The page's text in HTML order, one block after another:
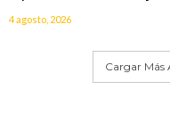
4 agosto, 2026
Cargar Más